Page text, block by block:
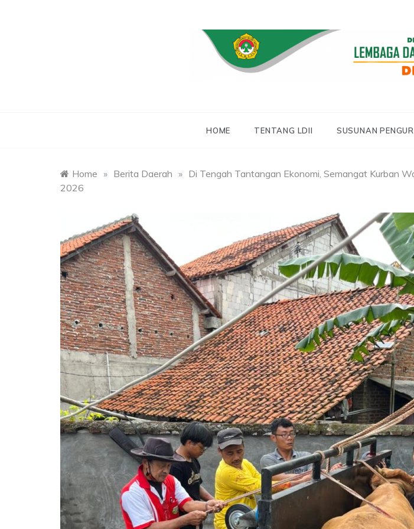
HOME TENTANG LDII SUSUNAN
Home » Berita Daerah » Di Tengah Tantangan Ekonomi, Semangat Kurban
2026